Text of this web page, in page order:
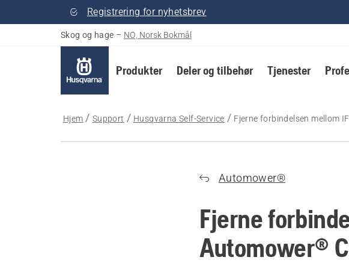
Registrering for nyhetsbrev
Skog og hage – NO, Norsk Bokmål
Produkter Deler og tilbehør Tjenester
Hjem Support Husqvarna Self-Service Fjerne forbindelsen mellom
Automower®
Fjerne
Automower®